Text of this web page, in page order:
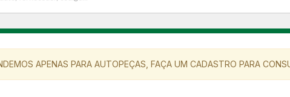
APENAS PARA AUTOPEÇAS, FAÇA UM CADASTRO PARA